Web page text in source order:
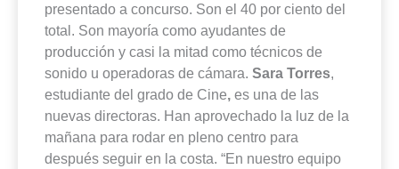
presentado a concurso. Son el 40 por ciento del
total. Son mayoría como ayudantes de
producción y casi la mitad como técnicos de
sonido u operadoras de cámara. Sara Torres,
estudiante del grado de Cine, es una de las
nuevas directoras. Han aprovechado la luz de la
mañana para rodar en pleno centro para
después seguir en la costa. “En nuestro equipo